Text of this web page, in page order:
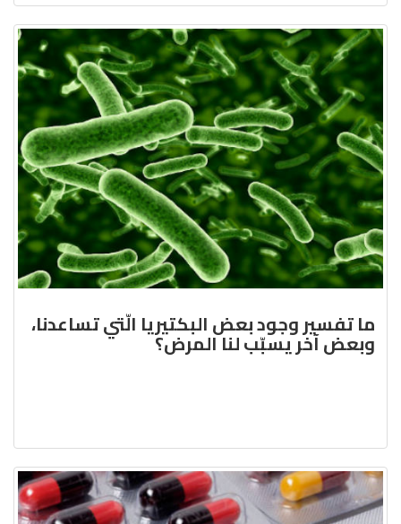
ما تفسير وجود بعض البكتيريا الّتي تساعدنا،
وبعض آخر يسبّب لنا المرض؟